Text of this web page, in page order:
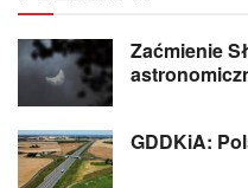
Zaćmienie
GDDKiA: